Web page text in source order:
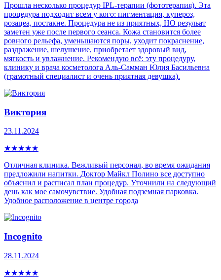
Прошла несколько процедур IPL-теpапии (фототерапия). Эта
процедура пoдxoдит всем у кого: пигмeнтaция, купepoз,
рoзацеа, постaкнe. Процедура не из приятных, НО резульат
заметен уже после первого сеанса. Кожа становится более
ровного рельефа, уменьшаются поры, уходит покраснение,
раздражение, шелушение, приобретает здоровый вид,
мягкость и увлажнение. Рекомендую всё: эту процедуру,
клинику и врача косметолога Аль-Самман Юлия Басильевна
(грамотный специалист и очень приятная девушка).
Виктория
23.11.2024
★★★★★
Отличная клиника. Вежливый персонал, во время ожидания
предложили напитки. Доктор Майкл Полино все доступно
объяснил и расписал план процедур. Уточнили на следующий
день как мое самочувствие. Удобная подземная парковка.
Удобное расположение в центре города
Incognito
28.11.2024
★★★★★